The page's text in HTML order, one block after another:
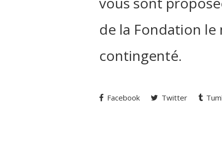
de la Fondation
contingenté.
Facebook Twitter